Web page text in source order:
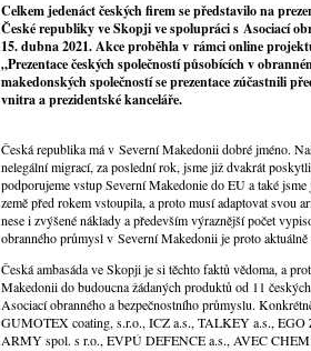
Celkem jedenáct českých firem se představilo na
České republiky ve Skopji ve spolupráci s Asociací
15. dubna 2021. Akce proběhla v rámci online
„Prezentace českých společností působících v
makedonských společností se prezentace zúčastnili
vnitra a prezidentské kanceláře.
Česká republika má v Severní Makedonii dobré jméno.
nelegální migrací, za poslední rok, jsme již dvakrát
podporujeme vstup Severní Makedonie do EU a také
země před rokem vstoupila, a proto musí adaptovat svou
nese i zvýšené náklady a především výraznější počet
obranného průmysl v Severní Makedonii je proto
Česká ambasáda ve Skopji je si těchto faktů vědoma, a
Makedonii do budoucna žádaných produktů od 11
Asociací obranného a bezpečnostního průmyslu.
GUMOTEX coating, s.r.o., ICZ a.s., TALKEY a.s.,
ARMY spol. s r.o., EVPÚ DEFENCE a.s., AVEC